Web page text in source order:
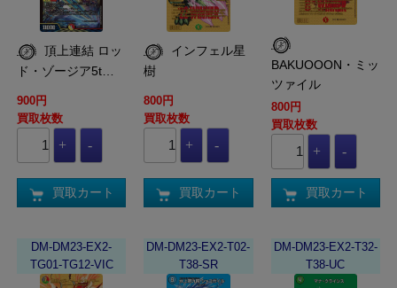
ド・ゾージア5t…
900円
買取枚数
買取カート
樹
800円
買取枚数
買取カート
BAKUOOON・ミッ
ツァイル
800円
買取枚数
買取カート
DM-DM23-EX2-
TG01-TG12-VIC
DM-DM23-EX2-T02-
T38-SR
DM-DM23-EX2-T32-
T38-UC